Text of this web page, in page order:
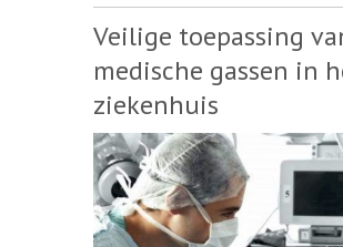
Veilige toepassing
medische gassen in
ziekenhuis